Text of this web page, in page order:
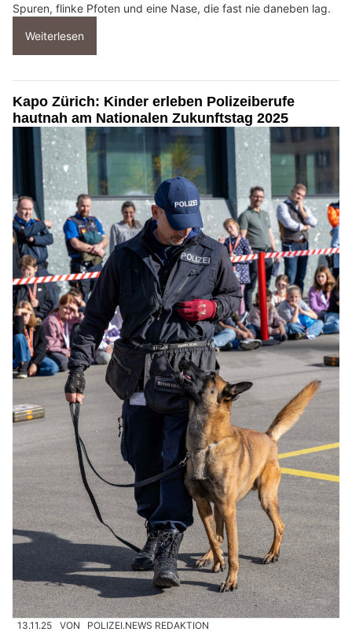
Spuren, flinke Pfoten und eine Nase, die fast nie daneben lag.
Weiterlesen
Kapo Zürich: Kinder erleben Polizeiberufe
hautnah am Nationalen Zukunftstag 2025
13.11.25 VON POLIZEI.NEWS REDAKTION